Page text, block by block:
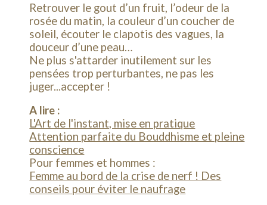
Retrouver le gout d’un fruit, l’odeur de la
rosée du matin, la couleur d’un coucher de
soleil, écouter le clapotis des vagues, la
douceur d’une peau…
Ne plus s'attarder inutilement sur les
pensées trop perturbantes, ne pas les
juger...accepter !
A lire :
L'Art de l'instant, mise en pratique
Attention parfaite du Bouddhisme et pleine
conscience
Pour femmes et hommes :
Femme au bord de la crise de nerf ! Des
conseils pour éviter le naufrage